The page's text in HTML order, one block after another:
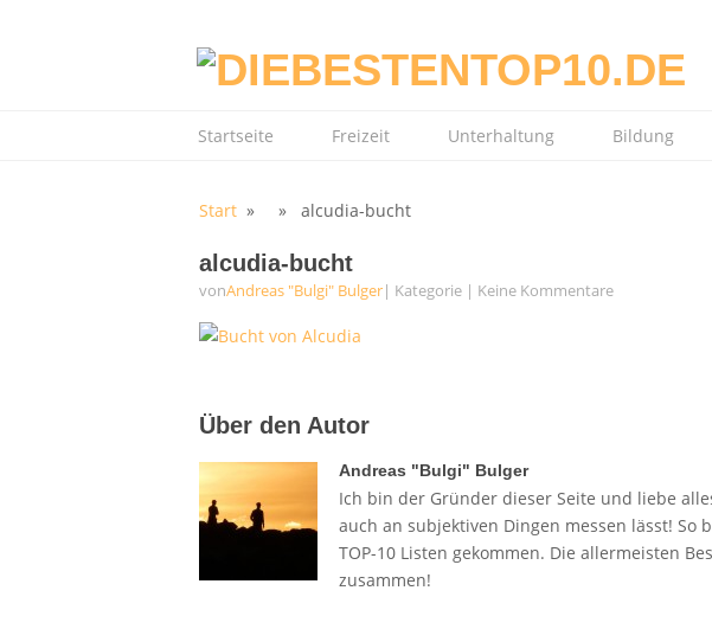
Startseite Freizeit Unterhaltung Bildung
Start » » alcudia-bucht
alcudia-bucht
vonAndreas "Bulgi" Bulger| Kategorie | Keine Kommentare
Über den Autor
Andreas "Bulgi" Bulger
Ich bin der Gründer dieser Seite und liebe
auch an subjektiven Dingen messen lässt! So
TOP-10 Listen gekommen. Die allermeisten
zusammen!